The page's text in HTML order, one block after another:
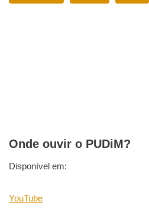
Onde ouvir o PUDiM?
Disponível em:
YouTube